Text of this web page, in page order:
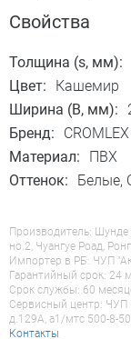
Свойства
Толщина (s, мм):
Цвет:
Кашемир
Ширина (B, мм):
Бренд:
CROMLEX
Материал:
ПВХ
Оттенок:
Белые,
Производитель: Шунде
но.2, Чуангуе Роад,
Импортер в РБ: ЧУП
Гарантийный срок: 24
Срок службы: 60
Сервисный центр: ЧУП
д.129А, a1/мтс 500-8-
Контакты